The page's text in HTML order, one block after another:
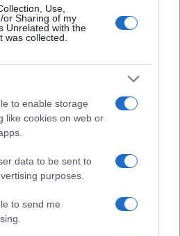
Use,
or Sharing of my
Unrelated with the
was collected.
to enable storage
like cookies on web or
data to be sent to
purposes.
to send me
un